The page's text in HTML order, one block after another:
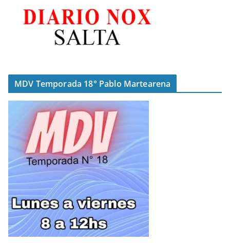
MDV Temporada 18° Pablo Martearena